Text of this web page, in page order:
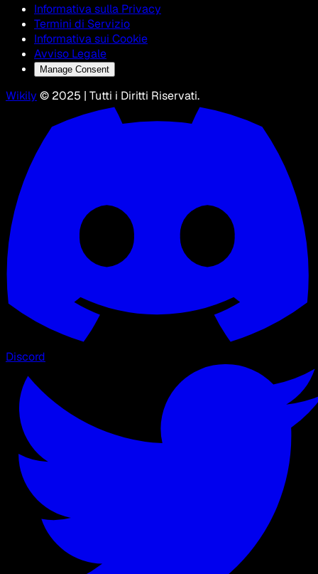
Informativa sulla Privacy
Termini di Servizio
Informativa sui Cookie
Avviso Legale
Manage Consent
Wikily © 2025 | Tutti i Diritti Riservati.
Discord